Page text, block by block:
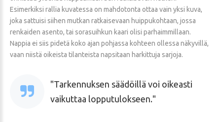
Esimerkiksi rallia kuvatessa on mahdotonta ottaa vain yksi kuva,
joka sattuisi siihen mutkan ratkaisevaan huippukohtaan, jossa
renkaiden asento, tai sorasuihkun kaari olisi parhaimmillaan.
Nappia ei siis pidetä koko ajan pohjassa kohteen ollessa näkyvillä,
vaan niistä oikeista tilanteista napsitaan harkittuja sarjoja.
Tarkennuksen säädöillä voi oikeasti
vaikuttaa lopputulokseen.